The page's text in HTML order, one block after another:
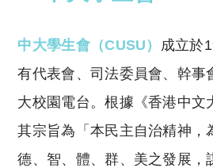
中大學生會（CUSU）
成立於
有代表會、司法委員會、幹事
大校園電台。根據《香港中文
其宗旨為「本民主自治精神，
德、智、體、群、美之發展，